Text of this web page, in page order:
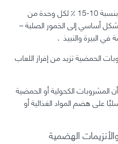
الكحول يقلل من تدفق اللعاب بنسبة 10-15 ٪ لكل وحدة من
أساسي إلى الخمور الصلبة –
في البيرةوالنبيذ .
الحمضية تزيد من إفراز اللعاب
المشروبات الكحولية أو الحمضية
على هضم المواد الغذائية أو
الهضمية